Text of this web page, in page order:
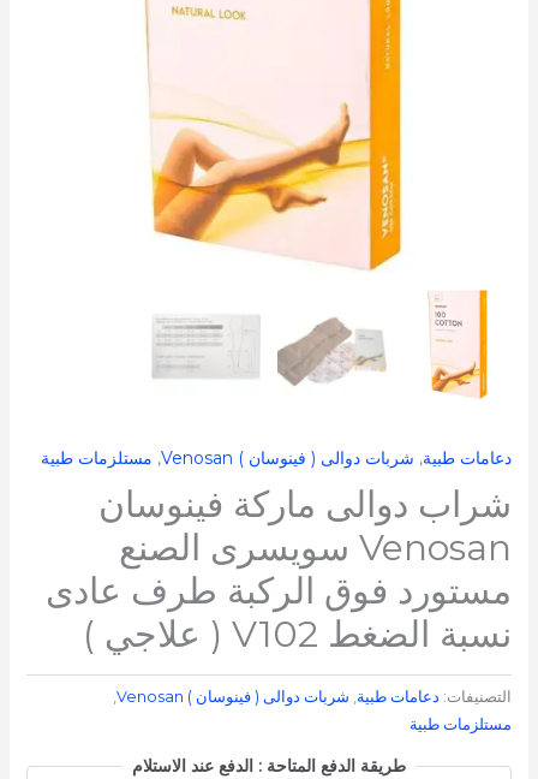
دعامات طبية, شربات دوالى ( فينوسان ) Venosan​ , مستلزمات طبية
شراب دوالى ماركة فينوسان
Venosan سويسرى الصنع
مستورد فوق الركبة طرف عادى
نسبة الضغط V102 ( علاجي )
التصنيفات: دعامات طبية, شربات دوالى ( فينوسان ) Venosan​
,
مستلزمات طبية
طريقة الدفع المتاحة : الدفع عند الاستلام